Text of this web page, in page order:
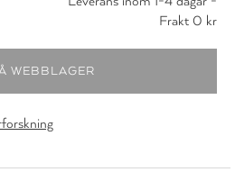
Frakt 0 kr